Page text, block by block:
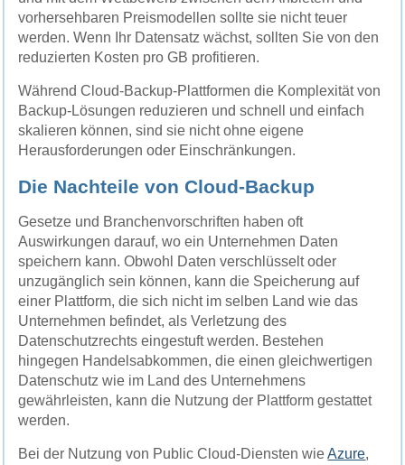
vorhersehbaren Preismodellen sollte sie nicht teuer
werden. Wenn Ihr Datensatz wächst, sollten Sie von den
reduzierten Kosten pro GB profitieren.
Während Cloud-Backup-Plattformen die Komplexität von
Backup-Lösungen reduzieren und schnell und einfach
skalieren können, sind sie nicht ohne eigene
Herausforderungen oder Einschränkungen.
Die Nachteile von Cloud-Backup
Gesetze und Branchenvorschriften haben oft
Auswirkungen darauf, wo ein Unternehmen Daten
speichern kann. Obwohl Daten verschlüsselt oder
unzugänglich sein können, kann die Speicherung auf
einer Plattform, die sich nicht im selben Land wie das
Unternehmen befindet, als Verletzung des
Datenschutzrechts eingestuft werden. Bestehen
hingegen Handelsabkommen, die einen gleichwertigen
Datenschutz wie im Land des Unternehmens
gewährleisten, kann die Nutzung der Plattform gestattet
werden.
Bei der Nutzung von Public Cloud-Diensten wieAzure,